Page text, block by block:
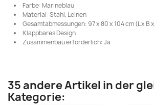
Farbe: Marineblau
Material: Stahl, Leinen
Gesamtabmessungen: 97 x 80 x 104 cm (L x B
Klappbares Design
Zusammenbau erforderlich: Ja
35 andere Artikel in der
Kategorie: